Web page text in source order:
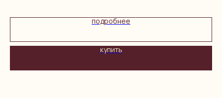
подробнее
купить